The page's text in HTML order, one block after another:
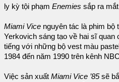
ly kỳ tội phạm Enemies sắp ra
Miami Vice nguyên tác là phim bộ
Yerkovich sáng tạo về hai sĩ quan
tiếng với những bộ vest màu
1984 đến năm 1990 trên kênh
Việc sản xuất Miami Vice ’85sẽ